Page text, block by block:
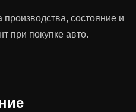
состояние и
при покупке авто.